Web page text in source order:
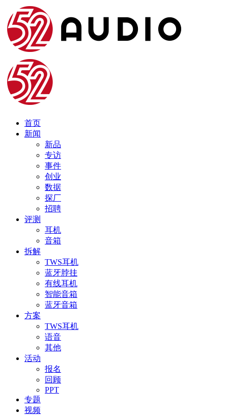
首页
新闻
新品
专访
事件
创业
数据
探厂
招聘
评测
耳机
音箱
拆解
TWS耳机
蓝牙脖挂
有线耳机
智能音箱
蓝牙音箱
方案
TWS耳机
语音
其他
活动
报名
回顾
PPT
专题
视频